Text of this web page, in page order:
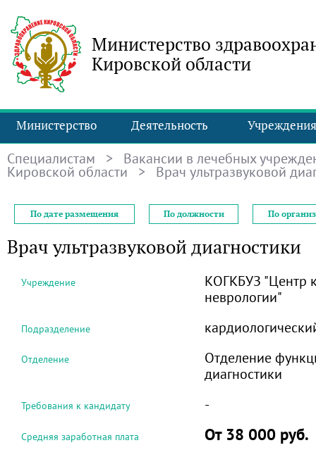
Министерство
Кировской области
Министерство Деятельность Учреждения
Специалистам > Вакансии в лечебных
Кировской области > Врач ультразвуковой
По дате размещения По должности По
Врач ультразвуковой диагностики
Учреждение
КОГКБУЗ "Центр
неврологии"
Подразделение
Отделение
Отделение
диагностики
Требования к кандидату -
Средняя заработная плата От 38 000 руб.